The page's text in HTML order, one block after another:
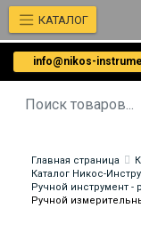
info@nikos-
КАТАЛОГ
Главная страница
Каталог Никос-
Ручной инструмент -
Ручной